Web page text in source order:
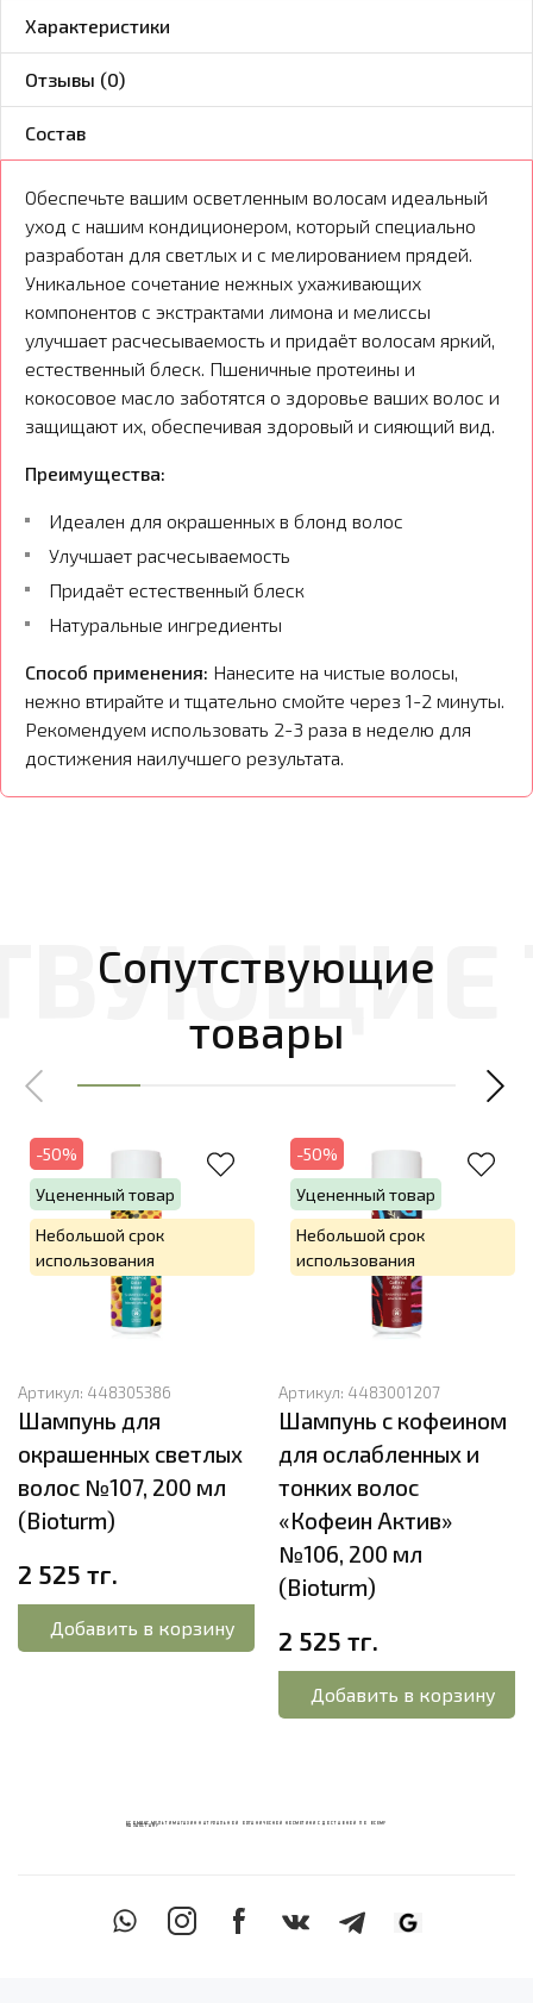
Характеристики
Отзывы (0)
Состав
Обеспечьте вашим осветленным волосам идеальный
уход с нашим кондиционером, который специально
разработан для светлых и с мелированием прядей.
Уникальное сочетание нежных ухаживающих
компонентов с экстрактами лимона и мелиссы
улучшает расчесываемость и придаёт волосам яркий,
естественный блеск. Пшеничные протеины и
кокосовое масло заботятся о здоровье ваших волос и
защищают их, обеспечивая здоровый и сияющий вид.
Преимущества:
Идеален для окрашенных в блонд волос
Улучшает расчесываемость
Придаёт естественный блеск
Натуральные ингредиенты
Способ применения: Нанесите на чистые волосы,
нежно втирайте и тщательно смойте через 1-2 минуты.
Рекомендуем использовать 2-3 раза в неделю для
достижения наилучшего результата.
Сопутствующие
товары
-50%
Уцененный товар
Небольшой срок
использования
Артикул: 448305386
Шампунь для
окрашенных светлых
волос №107, 200 мл
(Bioturm)
2 525 тг.
Добавить в корзину
-50%
Уцененный товар
Небольшой срок
использования
Артикул: 4483001207
Шампунь с кофеином
для ослабленных и
тонких волос
«Кофеин Актив»
№106, 200 мл
(Bioturm)
2 525 тг.
Добавить в корзину
ECOМИКС МУЛЬТИМАГАЗИН НАТУРАЛЬНОЙ ОРГАНИЧЕСКОЙ КОСМЕТИКИ С ДОСТАВКОЙ ПО ВСЕМУ
КАЗАХСТАНУ